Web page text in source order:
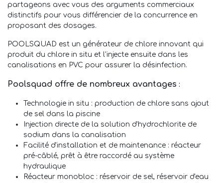
partageons avec vous des arguments commerciaux
distinctifs pour vous différencier de la concurrence en
proposant des dosages.
POOLSQUAD est un générateur de chlore innovant qui
produit du chlore in situ et l'injecte ensuite dans les
canalisations en PVC pour assurer la désinfection.
Poolsquad offre de nombreux avantages :
Technologie in situ : production de chlore sans ajout
de sel dans la piscine
Injection directe de la solution d'hydrochlorite de
sodium dans la canalisation
Facilité d'installation et de maintenance : réacteur
pré-câblé, prêt à être raccordé au système
hydraulique
Réacteur monobloc : réservoir de sel, réservoir d'eau